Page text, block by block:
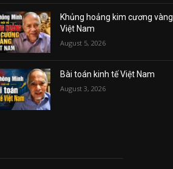
Khủng hoảng kim cương vàng
Việt Nam
August 5, 2026
Bài toán kinh tế Việt Nam
August 3, 2026